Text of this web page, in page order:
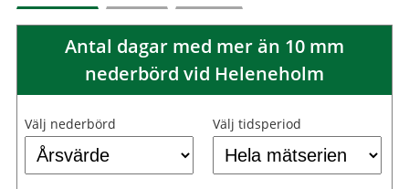
Antal dagar med mer än 10 mm
nederbörd vid Heleneholm
Välj nederbörd Välj tidsperiod